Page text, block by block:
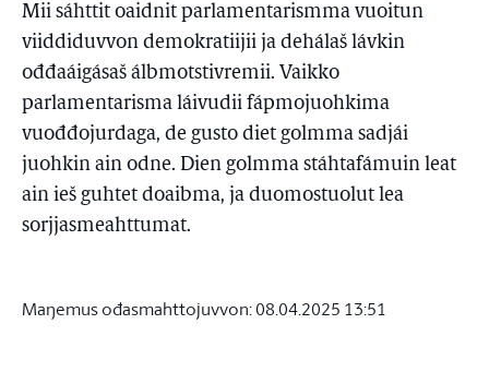
Mii sáhttit oaidnit parlamentarismma vuoitun
viiddiduvvon demokratiijii ja dehálaš lávkin
ođđaáigásaš álbmotstivremii. Vaikko
parlamentarisma láivudii fápmojuohkima
vuođđojurdaga, de gusto diet golmma sadjái
juohkin ain odne. Dien golmma stáhtafámuin leat
ain ieš guhtet doaibma, ja duomostuolut lea
sorjjasmeahttumat.
Maŋemus ođasmahttojuvvon:08.04.2025 13:51